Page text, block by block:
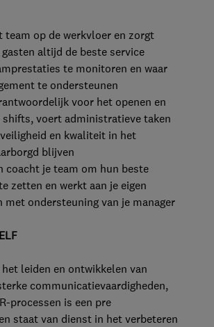
op de werkvloer en zorgt
altijd de beste service
te monitoren en waar
te ondersteunen
voor het openen en
voert administratieve taken
en kwaliteit in het
blijven
je team om hun beste
zetten en werkt aan je eigen
met ondersteuning van je manager
leiden en ontwikkelen van
communicatievaardigheden,
processen is een pre
van dienst in het verbeteren